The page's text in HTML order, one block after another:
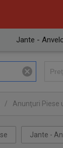
Jante -
/ Anunţuri Piese
Jante -